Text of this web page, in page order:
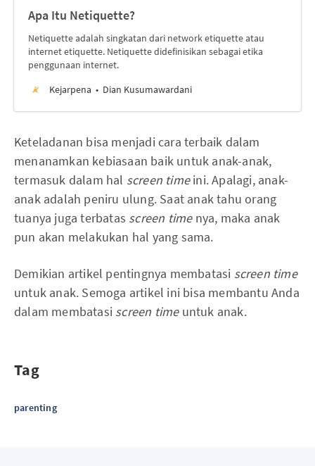
Apa Itu Netiquette?
Netiquette adalah singkatan dari network etiquette atau
internet etiquette. Netiquette didefinisikan sebagai etika
penggunaan internet.
Kejarpena
Dian Kusumawardani
Keteladanan bisa menjadi cara terbaik dalam
menanamkan kebiasaan baik untuk anak-anak,
termasuk dalam hal screen timeini. Apalagi, anak-
anak adalah peniru ulung. Saat anak tahu orang
tuanya juga terbatas screen time nya, maka anak
pun akan melakukan hal yang sama.
Demikian artikel pentingnya membatasi screen time
untuk anak. Semoga artikel ini bisa membantu Anda
dalam membatasi screen time untuk anak.
Tag
parenting